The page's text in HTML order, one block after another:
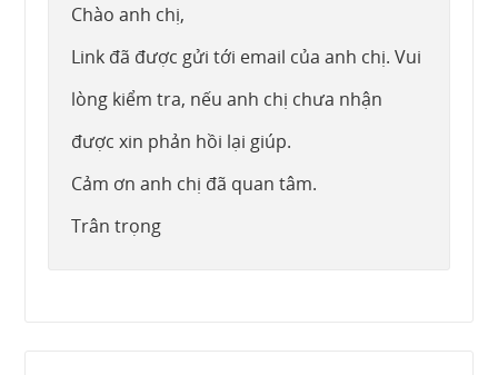
Chào anh chị,
Link đã được gửi tới email của anh chị. Vui
lòng kiểm tra, nếu anh chị chưa nhận
được xin phản hồi lại giúp.
Cảm ơn anh chị đã quan tâm.
Trân trọng